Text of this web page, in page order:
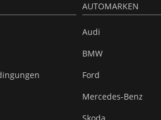
AUTOMARKEN
Audi
BMW
Ford
Mercedes-Benz